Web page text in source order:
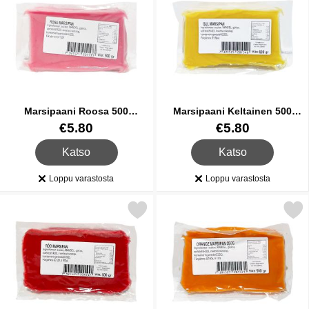
Marsipaani Roosa 500
Grammaa
Tuote.nro 26587
€5.80
Katso
, Marsipaani Roosa 500 Grammaa
Saatavuus:
Loppu varastosta
Marsipaani Keltainen 500
Grammaa
Tuote.nro 26588
€5.80
Katso
, Marsipaani Keltainen
Saatavuus:
Loppu varastosta
marsipaani Punainen 500 Grammaa suosikiksi
Merkitse marsipaani Oranssi